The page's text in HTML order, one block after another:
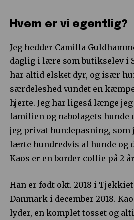
Hvem er vi egentlig?
Jeg hedder Camilla
daglig i lære som butikselev i
har altid elsket dyr, og især
særdeleshed vundet en
hjerte. Jeg har ligeså længe
familien og nabolagets hunde
jeg privat hundepasning, som
lærte hundredvis af hunde og
Kaos er en border collie på 2
Han er født okt. 2018 i
Danmark i december 2018.
lyder, en komplet tosset og